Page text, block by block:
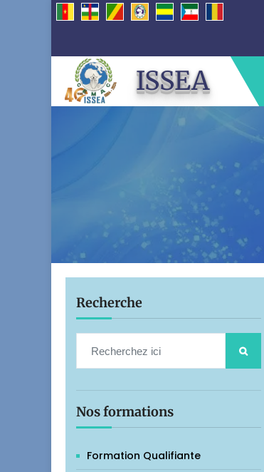
ISSEA
Recherche
Nos formations
Formation Qualifiante